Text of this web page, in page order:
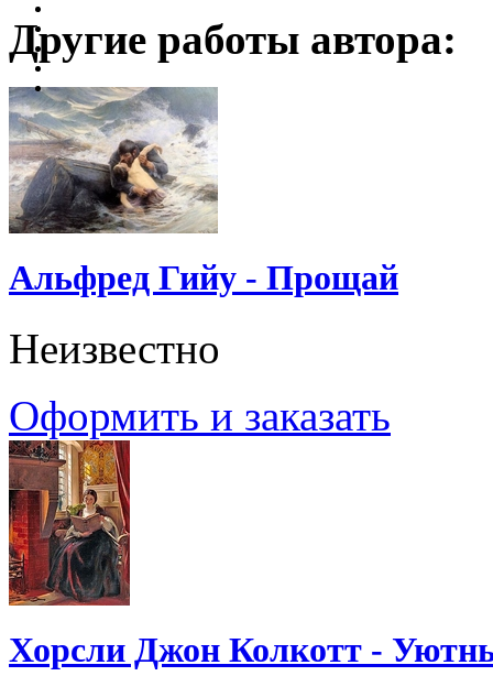
Другие работы автора:
Альфред Гийу - Прощай
Неизвестно
Оформить и заказать
Хорсли Джон Колкотт -